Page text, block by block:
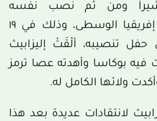
ومن ثم نصب نفسه
امبراطورا لجمهورية إفريقيا الوسطى، وذلك في ١٩
وفي حفل تنصيبه، ألْقَتْ إليزابيث
فيه بوكاسا وأهدته عصا ترمز
ولائها الكامل له.
لانتقادات عديدة بعد هذا